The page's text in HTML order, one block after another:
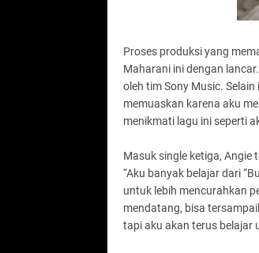
Proses produksi yang
Maharani ini dengan
oleh tim Sony Music.
memuaskan karena aku
menikmati lagu ini seperti
Masuk single ketiga, Angie
“Aku banyak belajar dari
untuk lebih mencurahkan
mendatang, bisa
tapi aku akan terus belajar